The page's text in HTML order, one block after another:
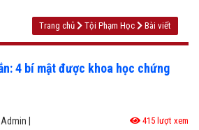
Trang chủ Tội Phạm Học Bài viết
4 bí mật được khoa học chứng
415 lượt xem